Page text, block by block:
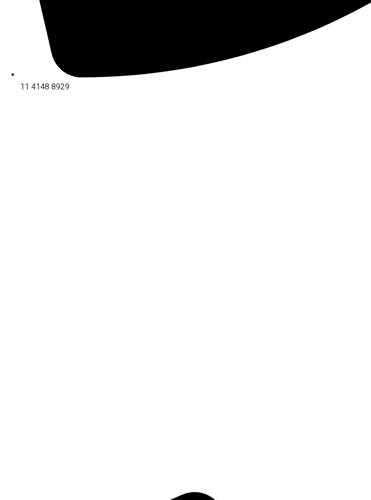
11 4148 8929